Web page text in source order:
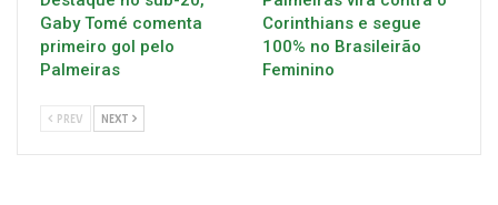
Gaby Tomé comenta
primeiro gol pelo
Palmeiras
Corinthians e segue
100% no Brasileirão
Feminino
PREV NEXT